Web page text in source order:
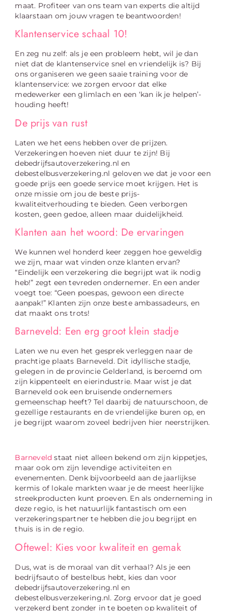
maat. Profiteer van ons team van experts die altijd
klaarstaan om jouw vragen te beantwoorden!
Klantenservice schaal 10!
En zeg nu zelf: als je een probleem hebt, wil je dan
niet dat de klantenservice snel en vriendelijk is? Bij
ons organiseren we geen saaie training voor de
klantenservice: we zorgen ervoor dat elke
medewerker een glimlach en een ‘kan ik je helpen’-
houding heeft!
De prijs van rust
Laten we het eens hebben over de prijzen.
Verzekeringen hoeven niet duur te zijn! Bij
debedrijfsautoverzekering.nl en
debestelbusverzekering.nl geloven we dat je voor een
goede prijs een goede service moet krijgen. Het is
onze missie om jou de beste prijs-
kwaliteitverhouding te bieden. Geen verborgen
kosten, geen gedoe, alleen maar duidelijkheid.
Klanten aan het woord: De ervaringen
We kunnen wel honderd keer zeggen hoe geweldig
we zijn, maar wat vinden onze klanten ervan?
“Eindelijk een verzekering die begrijpt wat ik nodig
heb!” zegt een tevreden ondernemer. En een ander
voegt toe: “Geen poespas, gewoon een directe
aanpak!” Klanten zijn onze beste ambassadeurs, en
dat maakt ons trots!
Barneveld: Een erg groot klein stadje
Laten we nu even het gesprek verleggen naar de
prachtige plaats Barneveld. Dit idyllische stadje,
gelegen in de provincie Gelderland, is beroemd om
zijn kippenteelt en eierindustrie. Maar wist je dat
Barneveld ook een bruisende ondernemers
gemeenschap heeft? Tel daarbij de natuurschoon, de
gezellige restaurants en de vriendelijke buren op, en
je begrijpt waarom zoveel bedrijven hier neerstrijken.
Barneveld staat niet alleen bekend om zijn kippetjes,
maar ook om zijn levendige activiteiten en
evenementen. Denk bijvoorbeeld aan de jaarlijkse
kermis of lokale markten waar je de meest heerlijke
streekproducten kunt proeven. En als onderneming in
deze regio, is het natuurlijk fantastisch om een
verzekeringspartner te hebben die jou begrijpt en
thuis is in de regio.
Oftewel: Kies voor kwaliteit en gemak
Dus, wat is de moraal van dit verhaal? Als je een
bedrijfsauto of bestelbus hebt, kies dan voor
debedrijfsautoverzekering.nl en
debestelbusverzekering.nl. Zorg ervoor dat je goed
verzekerd bent zonder in te boeten op kwaliteit of